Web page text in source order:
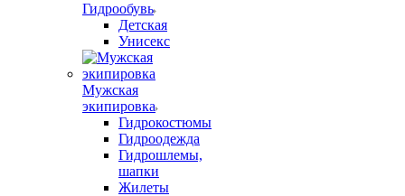
Гидрообувь
Детская
Унисекс
Мужская
экипировка
Гидрокостюмы
Гидроодежда
Гидрошлемы,
шапки
Жилеты